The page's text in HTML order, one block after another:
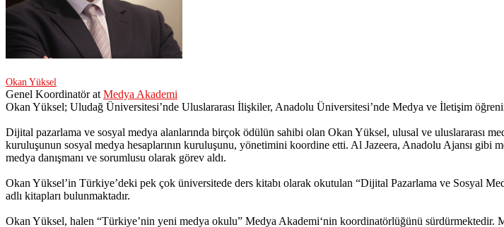
Okan Yüksel
Genel Koordinatörat Medya Akademi
Okan Yüksel; Uludağ Üniversitesi’nde Uluslararası İlişkiler, Anadolu Üniversitesi’nde Medya ve İletişim
Dijital pazarlama ve sosyal medya alanlarında birçok ödülün sahibi olan Okan Yüksel, ulusal ve uluslararası
kuruluşunun sosyal medya hesaplarının kuruluşunu, yönetimini koordine etti. Al Jazeera, Anadolu Ajansı gibi
medya danışmanı ve sorumlusu olarak görev aldı.
Okan Yüksel’in Türkiye’deki pek çok üniversitede ders kitabı olarak okutulan “Dijital Pazarlama ve Sosyal
adlı kitapları bulunmaktadır.
Okan Yüksel, halen “Türkiye’nin yeni medya okulu” Medya Akademi‘nin koordinatörlüğünü sürdürmektedir.